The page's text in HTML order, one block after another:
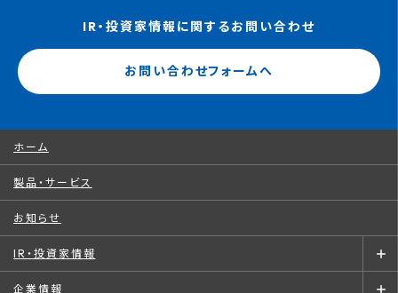
IR・投資家情報に関するお問い合わせ
お問い合わせフォームへ
ホーム
製品・サービス
お知らせ
IR・投資家情報
企業情報